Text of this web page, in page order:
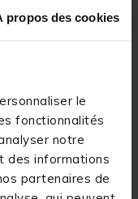
propos des cookies
le
fonctionnalités
notre
des informations
partenaires de
TEAM offre le
les sessions